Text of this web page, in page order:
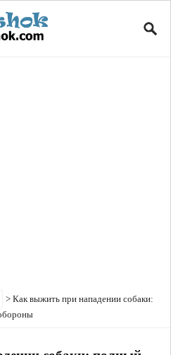
> Как выжить при нападении собаки: